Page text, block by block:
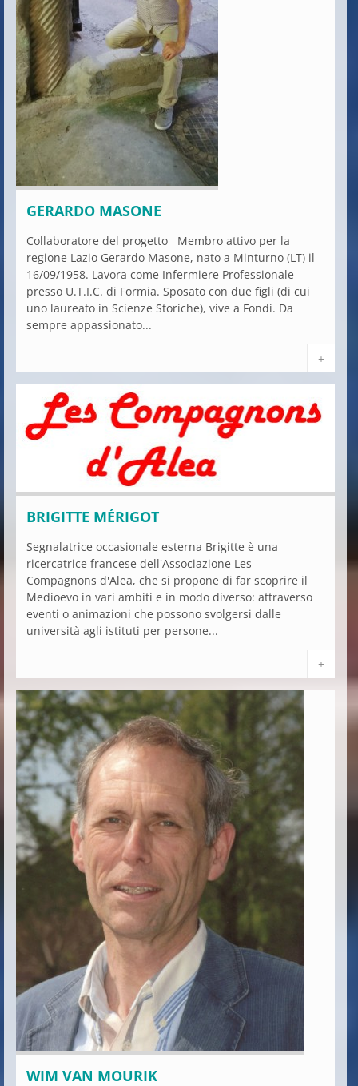
GERARDO MASONE
Collaboratore del progetto Membro attivo per la
regione Lazio Gerardo Masone, nato a Minturno (LT) il
16/09/1958. Lavora come Infermiere Professionale
presso U.T.I.C. di Formia. Sposato con due figli (di cui
uno laureato in Scienze Storiche), vive a Fondi. Da
sempre appassionato...
+
BRIGITTE MÉRIGOT
Segnalatrice occasionale esterna Brigitte è una
ricercatrice francese dell'Associazione Les
Compagnons d'Alea, che si propone di far scoprire il
Medioevo in vari ambiti e in modo diverso: attraverso
eventi o animazioni che possono svolgersi dalle
università agli istituti per persone...
+
WIM VAN MOURIK